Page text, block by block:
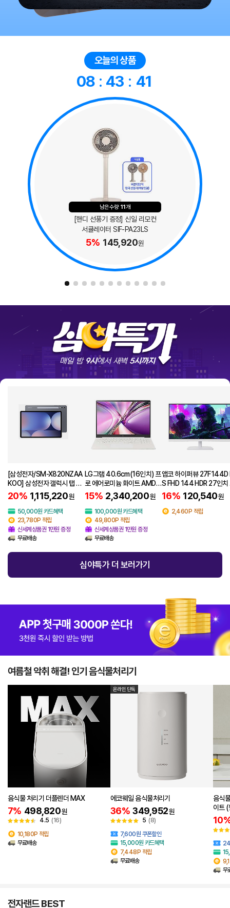
오늘의 상품
08 : 43 : 40
남은수량 11 개
[핸디 선풍기 증정] 신일 리모컨
서큘레이터 SIF-PA23LS
5% 145,920원
[삼성전자/SM-X820NZAA
KOO] 삼성전자 갤럭시 탭 S1
0 플러스 Wi-Fi 256GB 그레
이 SM-X820NZAAKOO
20% 1,115,220원
50,000원 카드혜택
23,780P 적립
신세계상품권 1만원 증정
무료배송
LG그램 40.6cm(16인치) 프
로 에어로미늄 화이트 AMD 1
6/512G 16Z95U-G.AS5M
K
15% 2,340,200원
100,000원 카드혜택
49,800P 적립
신세계상품권 1만원 증정
무료배송
앱코 하이퍼뷰 27F144D
S FHD 144 HDR 27인치
퓨터 모니터 무결점
16% 120,540원
2,460P 적립
심야특가 더 보러가기
여름철 악취 해결! 인기 음식물처리기
음식물 처리기 더플렌더 MAX
7% 498,820원
4.5 (16)
10,180P 적립
무료배송
온라인 단독
에코웨일 음식물처리기
36% 349,952원
5 (8)
7,600원 쿠폰할인
15,000원 카드혜택
7,448P 적립
무료배송
음식
이트
무
전자랜드 BEST